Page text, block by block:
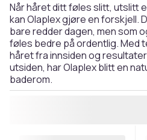
Når håret ditt føles slitt, utslitt
kan Olaplex gjøre en forskjell.
bare redder dagen, men som
føles bedre på ordentlig. Med
håret fra innsiden og
utsiden, har Olaplex blitt en
baderom.